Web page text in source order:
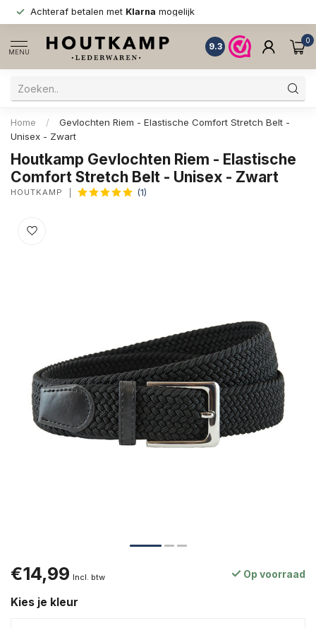
Achteraf betalen met Klarna mogelijk
MENU
9.3
0
Home /
Gevlochten Riem - Elastische Comfort Stretch Belt -
Unisex - Zwart
Houtkamp Gevlochten Riem - Elastische
Comfort Stretch Belt - Unisex - Zwart
HOUTKAMP (1)
€14,99 Incl. btw Op voorraad
Kies je kleur